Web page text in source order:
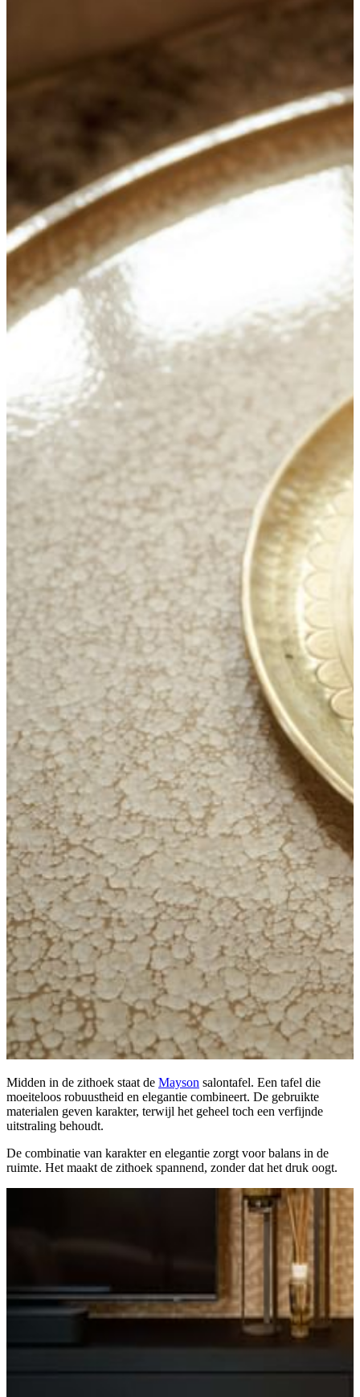
Midden in de zithoek staat de Mayson salontafel. Een tafel die
moeiteloos robuustheid en elegantie combineert. De gebruikte
materialen geven karakter, terwijl het geheel toch een verfijnde
uitstraling behoudt.
De combinatie van karakter en elegantie zorgt voor balans in de
ruimte. Het maakt de zithoek spannend, zonder dat het druk oogt.